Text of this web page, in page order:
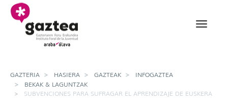
Eduki nagusira joan
subvenciones para
GAZTERIA HASIERA GAZTEAK
INFOGAZTEA
BEKAK & LAGUNTZAK
SUBVENCIONES PARA SUFRAGAR EL APRENDIZAJE DE EUSKERA